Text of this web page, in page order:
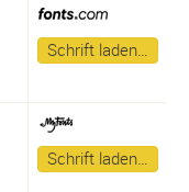
Schrift laden…
Schrift laden…